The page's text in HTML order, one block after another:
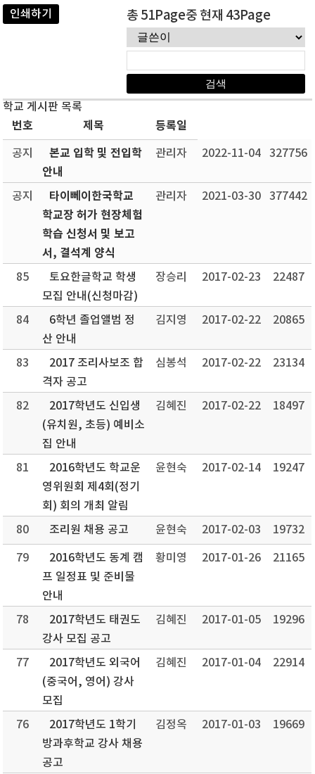
인쇄하기 총 51Page중 현재 43Page
학교 게시판 목록
번호 제목 등록일
공지
본교 입학 및 전입학
안내
관리자 2022-11-04 327756
공지
타이뻬이한국학교
학교장 허가 현장체험
학습 신청서 및 보고
서, 결석계 양식
관리자 2021-03-30 377442
85
토요한글학교 학생
모집 안내(신청마감)
장승리 2017-02-23 22487
84
6학년 졸업앨범 정
산 안내
김지영 2017-02-22 20865
83
2017 조리사보조 합
격자 공고
심봉석 2017-02-22 23134
82
2017학년도 신입생
(유치원, 초등) 예비소
집 안내
김혜진 2017-02-22 18497
81
2016학년도 학교운
영위원회 제4회(정기
회) 회의 개최 알림
윤현숙 2017-02-14 19247
80 조리원 채용 공고 윤현숙 2017-02-03 19732
79
2016학년도 동계 캠
프 일정표 및 준비물
안내
황미영 2017-01-26 21165
78
2017학년도 태권도
강사 모집 공고
김혜진 2017-01-05 19296
77
2017학년도 외국어
(중국어, 영어) 강사
모집
김혜진 2017-01-04 22914
76
2017학년도 1학기
방과후학교 강사 채용
공고
김정옥 2017-01-03 19669